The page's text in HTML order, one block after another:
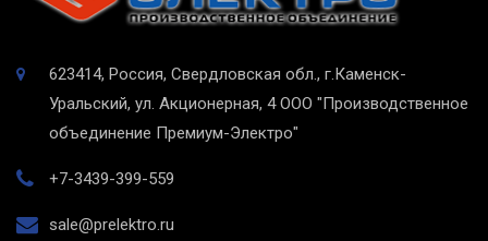
623414, Россия, Свердловская обл., г.Каменск-
Уральский, ул. Акционерная, 4 ООО "Производственное
объединение Премиум-Электро"
+7-3439-399-559
sale@prelektro.ru